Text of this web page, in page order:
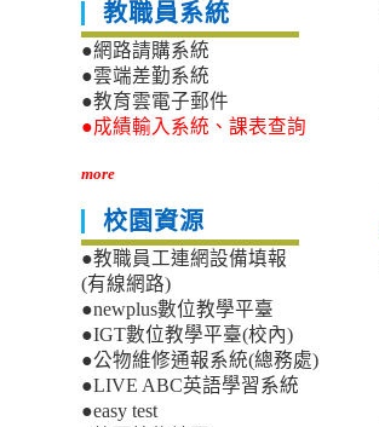
教職員系統
●網路請購系統
●雲端差勤系統
●教育雲電子郵件
●成績輸入系統、課表查詢
more
校園資源
●教職員工連網設備填報
(有線網路)
●newplus數位教學平臺
●IGT數位教學平臺(校內)
●公物維修通報系統(總務處)
●LIVE ABC英語學習系統
●easy test